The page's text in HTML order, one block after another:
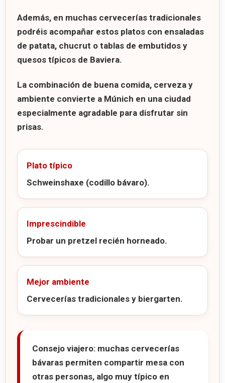
Además, en muchas cervecerías tradicionales
podréis acompañar estos platos con ensaladas
de patata, chucrut o tablas de embutidos y
quesos típicos de Baviera.
La combinación de buena comida, cerveza y
ambiente convierte a Múnich en una ciudad
especialmente agradable para disfrutar sin
prisas.
Plato típico
Schweinshaxe (codillo bávaro).
Imprescindible
Probar un pretzel recién horneado.
Mejor ambiente
Cervecerías tradicionales y biergarten.
Consejo viajero: muchas cervecerías
bávaras permiten compartir mesa con
otras personas, algo muy típico en